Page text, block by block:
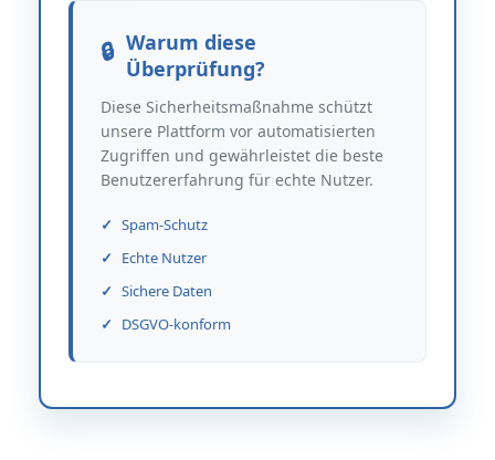
Warum diese
Überprüfung?
Diese Sicherheitsmaßnahme schützt
unsere Plattform vor automatisierten
Zugriffen und gewährleistet die beste
Benutzererfahrung für echte Nutzer.
Spam-Schutz
Echte Nutzer
Sichere Daten
DSGVO-konform